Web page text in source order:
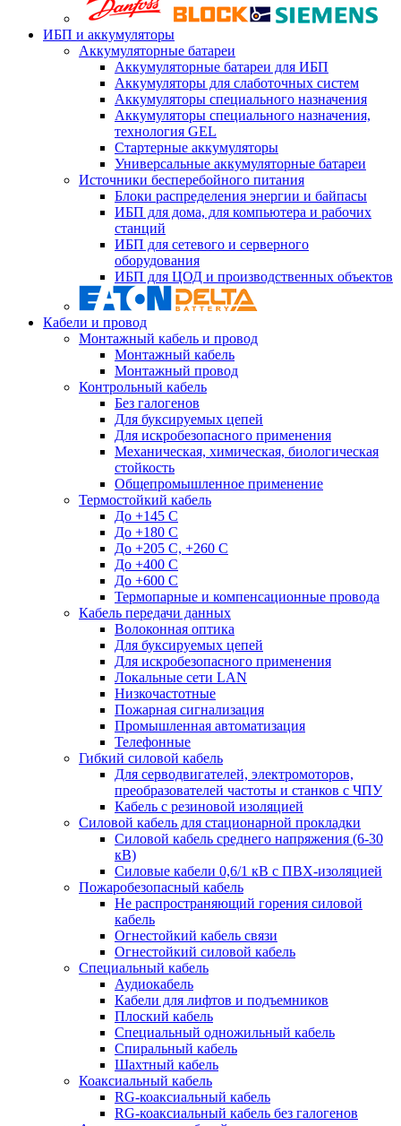
ИБП и аккумуляторы
Аккумуляторные батареи
Аккумуляторные батареи для ИБП
Аккумуляторы для слаботочных систем
Аккумуляторы специального назначения
Аккумуляторы специального назначения,
технология GEL
Стартерные аккумуляторы
Универсальные аккумуляторные батареи
Источники бесперебойного питания
Блоки распределения энергии и байпасы
ИБП для дома, для компьютера и рабочих
станций
ИБП для сетевого и серверного
оборудования
ИБП для ЦОД и производственных объектов
Кабели и провод
Монтажный кабель и провод
Монтажный кабель
Монтажный провод
Контрольный кабель
Без галогенов
Для буксируемых цепей
Для искробезопасного применения
Механическая, химическая, биологическая
стойкость
Общепромышленное применение
Термостойкий кабель
До +145 С
До +180 C
До +205 С, +260 С
До +400 C
До +600 С
Термопарные и компенсационные провода
Кабель передачи данных
Волоконная оптика
Для буксируемых цепей
Для искробезопасного применения
Локальные сети LAN
Низкочастотные
Пожарная сигнализация
Промышленная автоматизация
Телефонные
Гибкий силовой кабель
Для серводвигателей, электромоторов,
преобразователей частоты и станков с ЧПУ
Кабель с резиновой изоляцией
Силовой кабель для стационарной прокладки
Силовой кабель среднего напряжения (6-30
кВ)
Силовые кабели 0,6/1 кВ с ПВХ-изоляцией
Пожаробезопасный кабель
Не распространяющий горения силовой
кабель
Огнестойкий кабель связи
Огнестойкий силовой кабель
Специальный кабель
Аудиокабель
Кабели для лифтов и подъемников
Плоский кабель
Специальный одножильный кабель
Спиральный кабель
Шахтный кабель
Коаксиальный кабель
RG-коаксиальный кабель
RG-коаксиальный кабель без галогенов